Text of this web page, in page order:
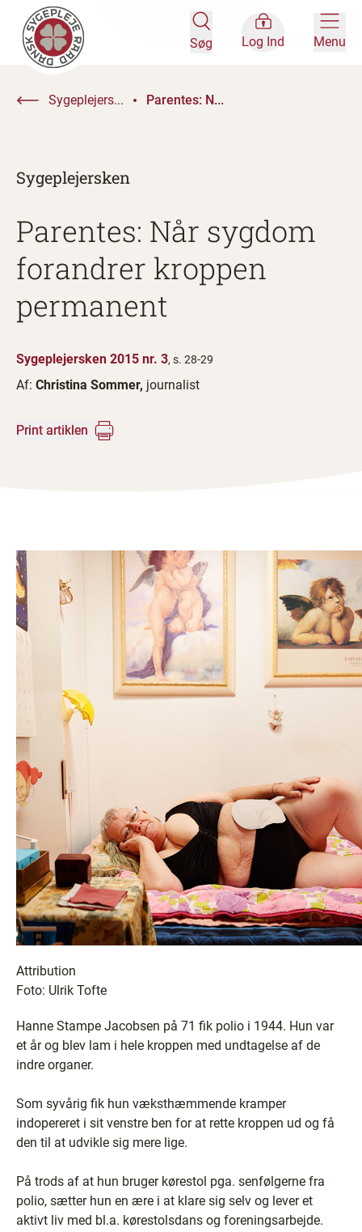
Søg Log Ind Menu
Sygeplejers... Parentes: N...
Sygeplejersken
Parentes: Når sygdom
forandrer kroppen
permanent
Sygeplejersken 2015 nr. 3, s. 28-29
Af: Christina Sommer, journalist
Print artiklen
Attribution
Foto: Ulrik Tofte
Hanne Stampe Jacobsen på 71 fik polio i 1944. Hun var
et år og blev lam i hele kroppen med undtagelse af de
indre organer.
Som syvårig fik hun væksthæmmende kramper
indopereret i sit venstre ben for at rette kroppen ud og få
den til at udvikle sig mere lige.
På trods af at hun bruger kørestol pga. senfølgerne fra
polio, sætter hun en ære i at klare sig selv og lever et
aktivt liv med bl.a. kørestolsdans og foreningsarbejde.